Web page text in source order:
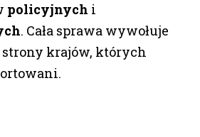
policyjnych i
. Cała sprawa wywołuje
strony krajów, których